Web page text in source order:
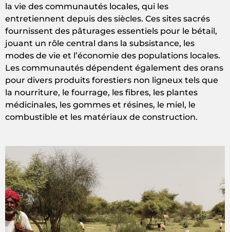
la vie des communautés locales, qui les
entretiennent depuis des siècles. Ces sites sacrés
fournissent des pâturages essentiels pour le bétail,
jouant un rôle central dans la subsistance, les
modes de vie et l’économie des populations locales.
Les communautés dépendent également des orans
pour divers produits forestiers non ligneux tels que
la nourriture, le fourrage, les fibres, les plantes
médicinales, les gommes et résines, le miel, le
combustible et les matériaux de construction.